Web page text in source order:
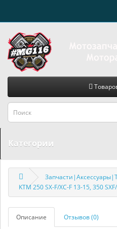
Категории
KTM 250 SX-F/XC-F 13-15, 350
Описание Отзывов (0)